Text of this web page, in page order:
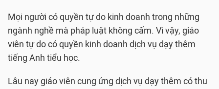
Mọi người có quyền tự do kinh doanh trong những
ngành nghề mà pháp luật không cấm. Vì vậy, giáo
viên tự do có quyền kinh doanh dịch vụ dạy thêm
tiếng Anh tiểu học.
Lâu nay giáo viên cung ứng dịch vụ dạy thêm có thu